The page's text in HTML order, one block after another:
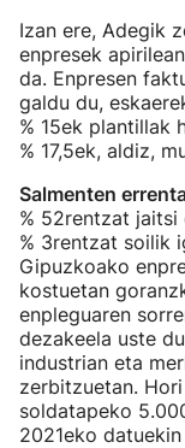
Izan ere, Adegik
enpresek apirilean
da. Enpresen
galdu du,
% 15ek plantillak
% 17,5ek, aldiz,
Salmenten
% 52rentzat jaitsi
% 3rentzat soilik
Gipuzkoako
kostuetan
enpleguaren
dezakeela uste
industrian eta
zerbitzuetan.
soldatapeko
2021eko